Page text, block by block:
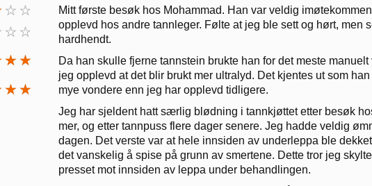
Mitt første besøk hos Mohammad. Han var veldig
opplevd hos andre tannleger. Følte at jeg ble sett og hørt, men
hardhendt.
Da han skulle fjerne tannstein brukte han for det meste
jeg opplevd at det blir brukt mer ultralyd. Det kjentes ut som
mye vondere enn jeg har opplevd tidligere.
Jeg har sjeldent hatt særlig blødning i tannkjøttet etter besøk
mer, og etter tannpuss flere dager senere. Jeg hadde veldig
dagen. Det verste var at hele innsiden av underleppa ble
det vanskelig å spise på grunn av smertene. Dette tror jeg
presset mot innsiden av leppa under behandlingen.